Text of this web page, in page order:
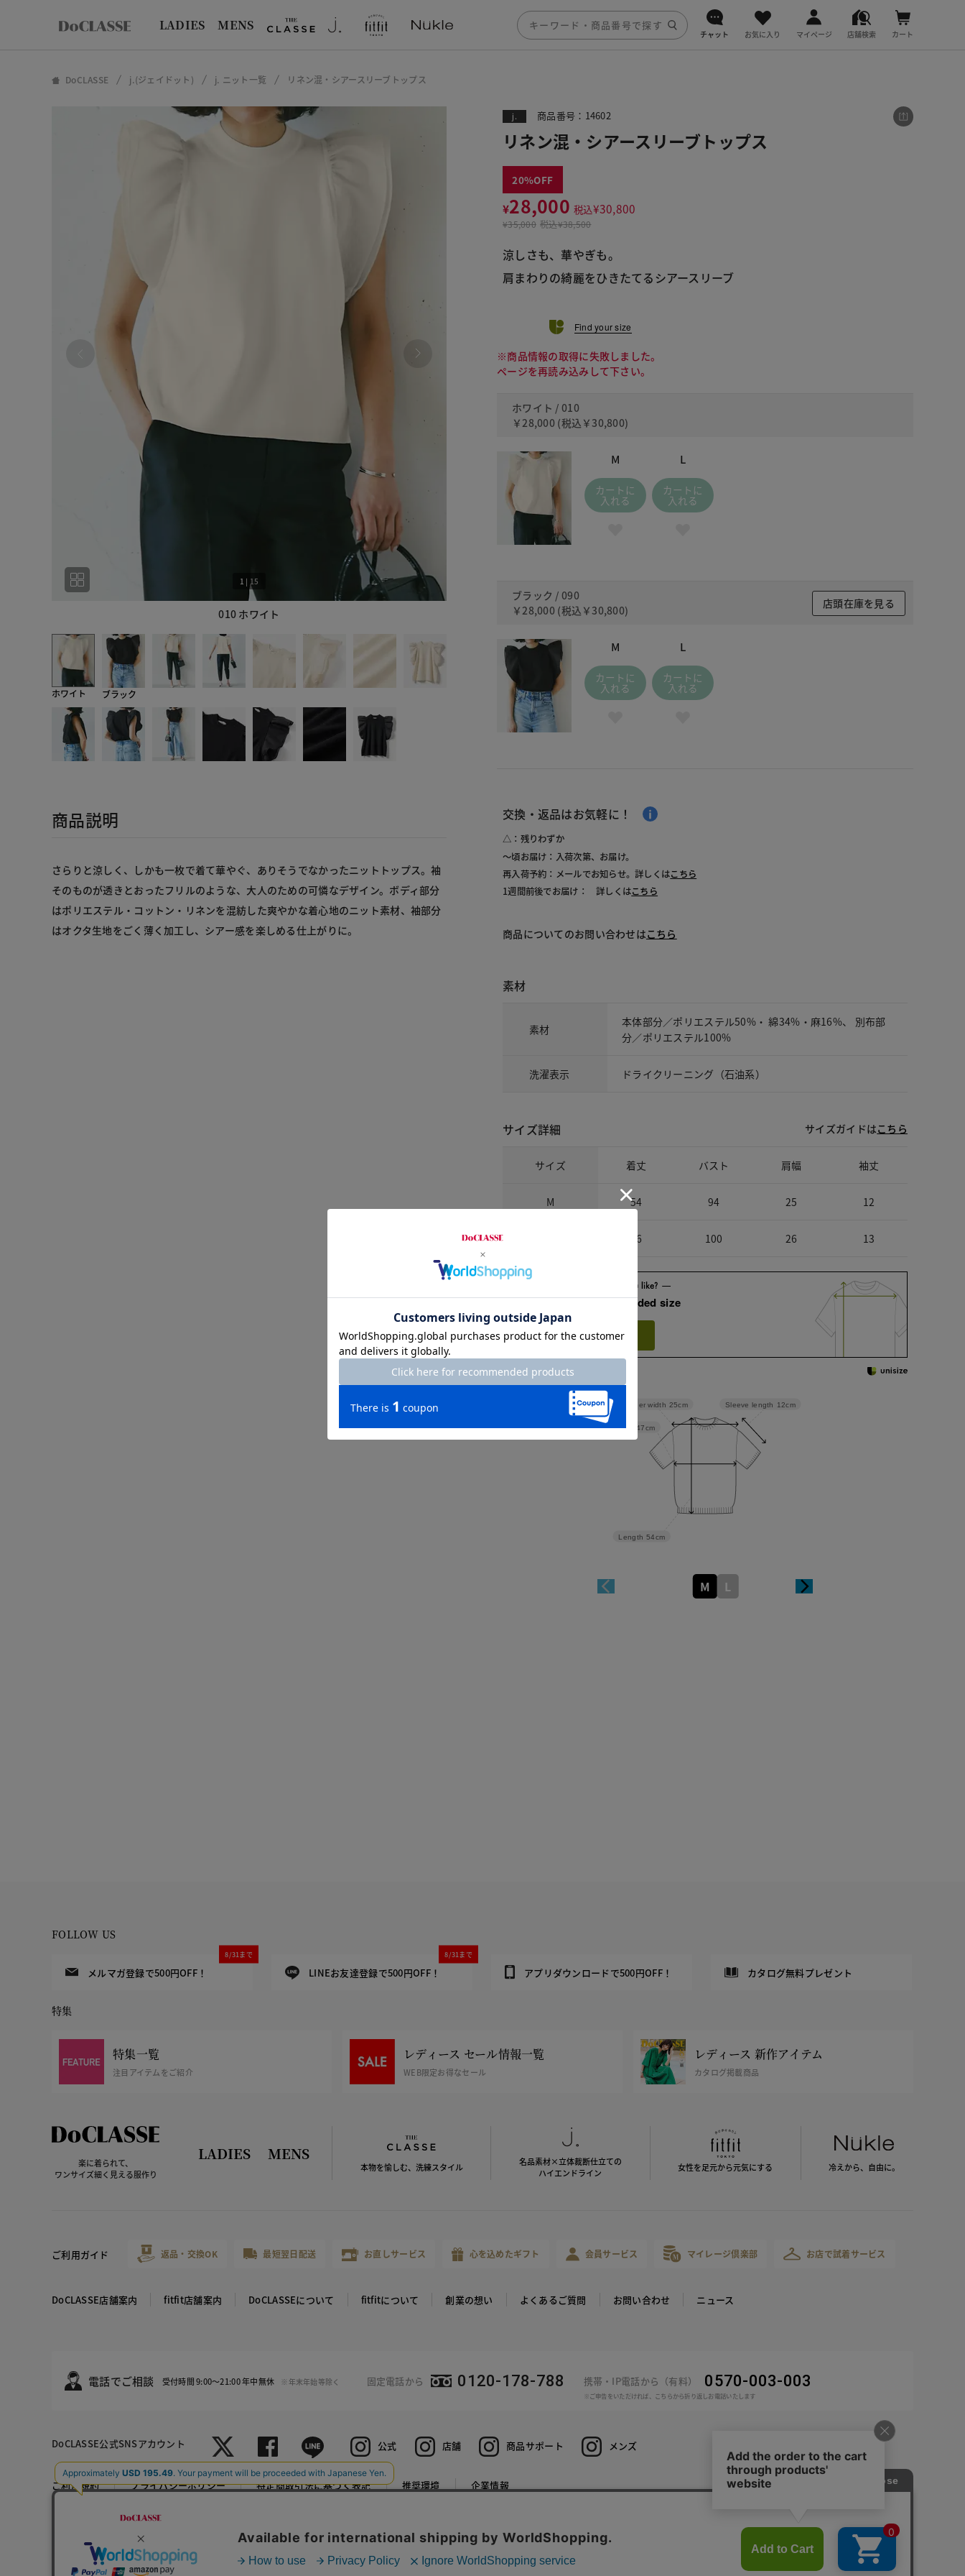
LADIES MENS
チャット お気に入り マイページ 店舗検索 カート
DoCLASSE j.(ジェイドット) j. ニット一覧 リネン混・シアースリーブトップス
010 ホワイト 090 ブラック
1 | 15
ホワイト ブラック
ホワイト ブラック
商品説明
さらりと涼しく、しかも一枚で着て華やぐ、ありそうでなかったニットトップス。袖
そのものが透きとおったフリルのような、大人のための可憐なデザイン。ボディ部分
はポリエステル・コットン・リネンを混紡した爽やかな着心地のニット素材、袖部分
はオクタ生地をごく薄く加工し、シアー感を楽しめる仕上がりに。
j. 商品番号：14602
リネン混・シアースリーブトップス
20
¥28,000 税込¥30,800
¥35,000 税込¥38,500
涼しさも、華やぎも。
肩まわりの綺麗をひきたてるシアースリーブ
Find your size
※商品情報の取得に失敗しました。
ページを再読み込みして下さい。
ホワイト / 010
￥28,000 (税込 ￥30,800)
M
カートに
入れる
L
カートに
入れる
ブラック / 090
￥28,000 (税込 ￥30,800)
店頭在庫を見る
M
カートに
入れる
L
カートに
入れる
交換・返品はお気軽に！
△：残りわずか
～頃お届け：入荷次第、お届け。
再入荷予約：メールでお知らせ。詳しくはこちら
1週間前後でお届け： 詳しくはこちら
商品についてのお問い合わせはこちら
素材
素材
本体部分／ポリエステル50%・ 綿34%・麻16%、 別布部
分／ポリエステル100%
洗濯表示 ドライクリーニング（石油系）
サイズ詳細 サイズガイドはこちら
サイズ 着丈 バスト 肩幅 袖丈
M 54 94 25 12
56 100 26 13
Check the recommended size
Try this item on
Sleeve length 12cm
Length 54cm
Width 47cm
Shoulder width 25cm
M L
FOLLOW US
メルマガ登録で500円OFF！
8/31まで
LINEお友達登録で500円OFF！
8/31まで
アプリダウンロードで500円OFF！ カタログ無料プレゼント
特集
特集一覧
注目アイテムをご紹介
レディース セール情報一覧
WEB限定お得なセール
レディース 新作アイテム
カタログ掲載商品
楽に着られて、
ワンサイズ細く見える服作り
LADIES MENS
本物を愉しむ、洗練スタイル
名品素材×立体裁断仕立ての
ハイエンドライン
女性を足元から元気にする 冷えから、 自由に。
ご利用ガイド 返品・交換OK 最短翌日配送 お直しサービス 心を込めたギフト 会員サービス マイレージ倶楽部 お店で試着サービス
DoCLASSE店舗案内 fitfit店舗案内 DoCLASSEについて fitfitについて 創業の想い よくあるご質問 お問い合わせ ニュース
電話でご相談 受付時間 9:00～21:00 年中無休 ※年末年始等除く 固定電話から 0120-178-788 携帯・IP電話から（有料） 0570-003-003
※ご申告をいただければ、こちらから折り返しお電話いたします
DoCLASSE公式SNSアカウント 公式 店舗 商品サポート メンズ
ご利用規約 プライバシーポリシー 特定商取引法に基づく表記 推奨環境 企業情報 COPYRIGHT © DoCLASSE ALL RIGHTS RESERVED.